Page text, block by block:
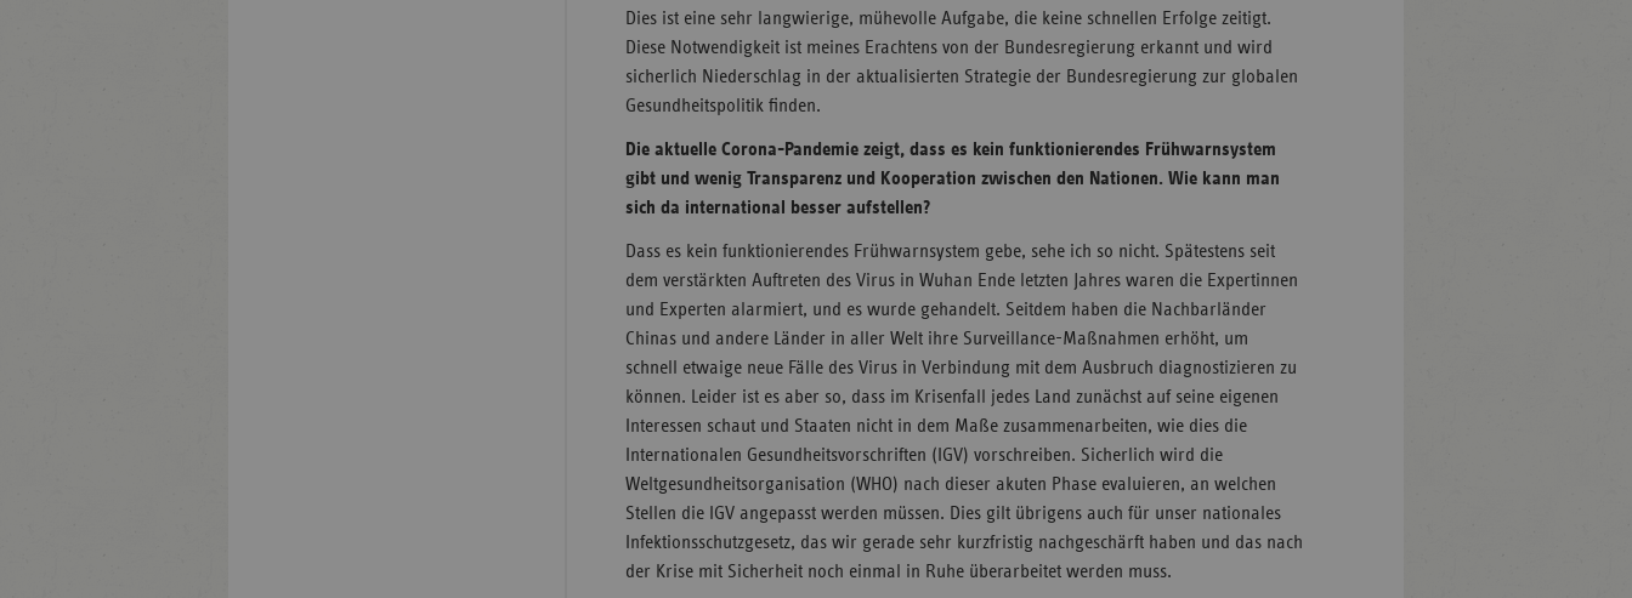
Dies ist eine sehr langwierige, mühevolle Aufgabe, die keine schnellen Erfolge zeitigt.
Diese Notwendigkeit ist meines Erachtens von der Bundesregierung erkannt und wird
sicherlich Niederschlag in der aktualisierten Strategie der Bundesregierung zur globalen
Gesundheitspolitik finden.
Die aktuelle Corona-Pandemie zeigt, dass es kein funktionierendes Frühwarnsystem
gibt und wenig Transparenz und Kooperation zwischen den Nationen. Wie kann man
sich da international besser aufstellen?
Dass es kein funktionierendes Frühwarnsystem gebe, sehe ich so nicht. Spätestens seit
dem verstärkten Auftreten des Virus in Wuhan Ende letzten Jahres waren die Expertinnen
und Experten alarmiert, und es wurde gehandelt. Seitdem haben die Nachbarländer
Chinas und andere Länder in aller Welt ihre Surveillance-Maßnahmen erhöht, um
schnell etwaige neue Fälle des Virus in Verbindung mit dem Ausbruch diagnostizieren zu
können. Leider ist es aber so, dass im Krisenfall jedes Land zunächst auf seine eigenen
Interessen schaut und Staaten nicht in dem Maße zusammenarbeiten, wie dies die
Internationalen Gesundheitsvorschriften (IGV) vorschreiben. Sicherlich wird die
Weltgesundheitsorganisation (WHO) nach dieser akuten Phase evaluieren, an welchen
Stellen die IGV angepasst werden müssen. Dies gilt übrigens auch für unser nationales
Infektionsschutzgesetz, das wir gerade sehr kurzfristig nachgeschärft haben und das nach
der Krise mit Sicherheit noch einmal in Ruhe überarbeitet werden muss.